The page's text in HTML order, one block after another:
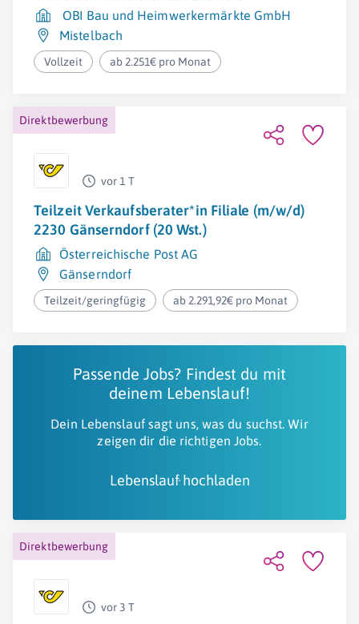
OBI Bau und Heimwerkermärkte GmbH
Mistelbach
Vollzeit ab 2.251€ pro Monat
Direktbewerbung
vor 1 T
Teilzeit Verkaufsberater*in Filiale (m/w/d)
2230 Gänserndorf (20 Wst.)
Österreichische Post AG
Gänserndorf
Teilzeit/geringfügig ab 2.291,92€ pro Monat
Passende Jobs? Findest du mit
deinem Lebenslauf!
Dein Lebenslauf sagt uns, was du suchst. Wir
zeigen dir die richtigen Jobs.
Lebenslauf hochladen
Direktbewerbung
vor 3 T